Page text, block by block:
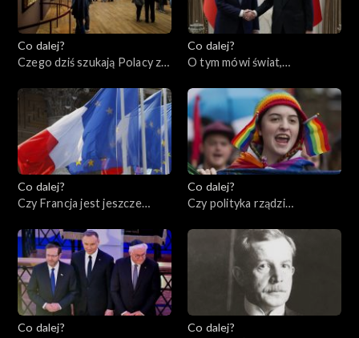
Co dalej?
Czego dziś szukają Polacy za
Co dalej?
O tym mówi świat,
Co dalej?
Czy Francja jest jeszcze
Co dalej?
Czy polityka rządzi
Co dalej?
Co dalej?